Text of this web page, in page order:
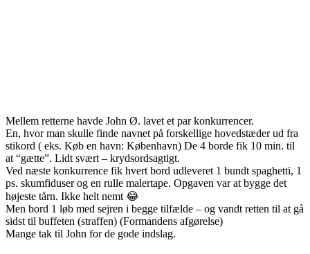
Mellem retterne havde John Ø. lavet et par konkurrencer.
En, hvor man skulle finde navnet på forskellige hovedstæder ud fra
stikord ( eks. Køb en havn: København) De 4 borde fik 10 min. til
at “gætte”. Lidt svært – krydsordsagtigt.
Ved næste konkurrence fik hvert bord udleveret 1 bundt spaghetti, 1
ps. skumfiduser og en rulle malertape. Opgaven var at bygge det
højeste tårn. Ikke helt nemt 😂
Men bord 1 løb med sejren i begge tilfælde – og vandt retten til at gå
sidst til buffeten (straffen) (Formandens afgørelse)
Mange tak til John for de gode indslag.